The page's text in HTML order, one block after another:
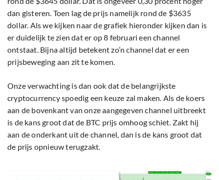
dan gisteren. Toen lag de prijs namelijk rond de $3635
dollar. Als we kijken naar de grafiek hieronder kijken dan is
er duidelijk te zien dat er op 8 februari een channel
ontstaat. Bijna altijd betekent zo’n channel dat er een
prijsbeweging aan zit te komen.
Onze verwachting is dan ook dat de belangrijkste
cryptocurrency spoedig een keuze zal maken. Als de koers
aan de bovenkant van onze aangegeven channel uitbreekt
is de kans groot dat de BTC prijs omhoog schiet. Zakt hij
aan de onderkant uit de channel, dan is de kans groot dat
de prijs opnieuw terugzakt.